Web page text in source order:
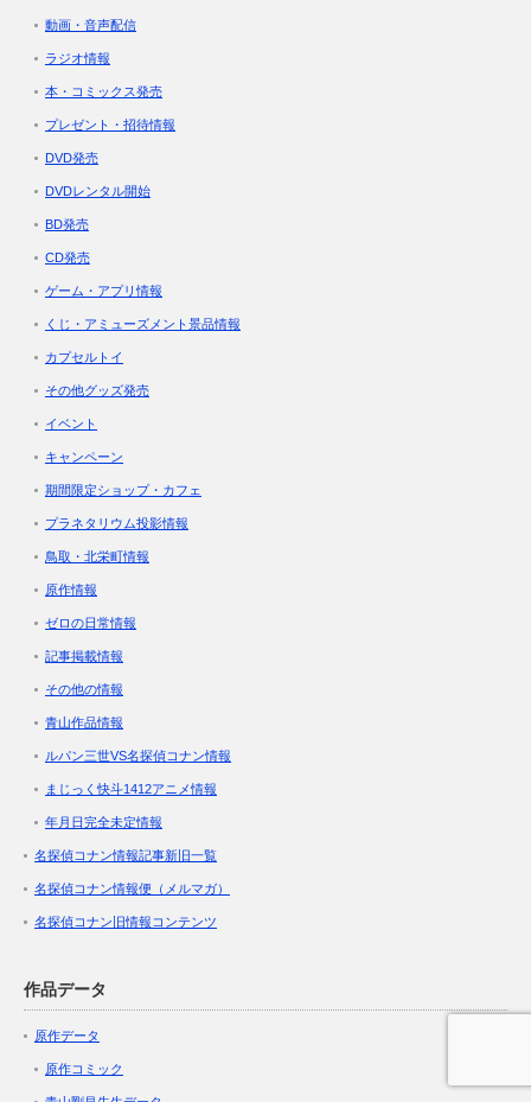
動画・音声配信
ラジオ情報
本・コミックス発売
プレゼント・招待情報
DVD発売
DVDレンタル開始
BD発売
CD発売
ゲーム・アプリ情報
くじ・アミューズメント景品情報
カプセルトイ
その他グッズ発売
イベント
キャンペーン
期間限定ショップ・カフェ
プラネタリウム投影情報
鳥取・北栄町情報
原作情報
ゼロの日常情報
記事掲載情報
その他の情報
青山作品情報
ルパン三世VS名探偵コナン情報
まじっく快斗1412アニメ情報
年月日完全未定情報
名探偵コナン情報記事新旧一覧
名探偵コナン情報便（メルマガ）
名探偵コナン旧情報コンテンツ
作品データ
原作データ
原作コミック